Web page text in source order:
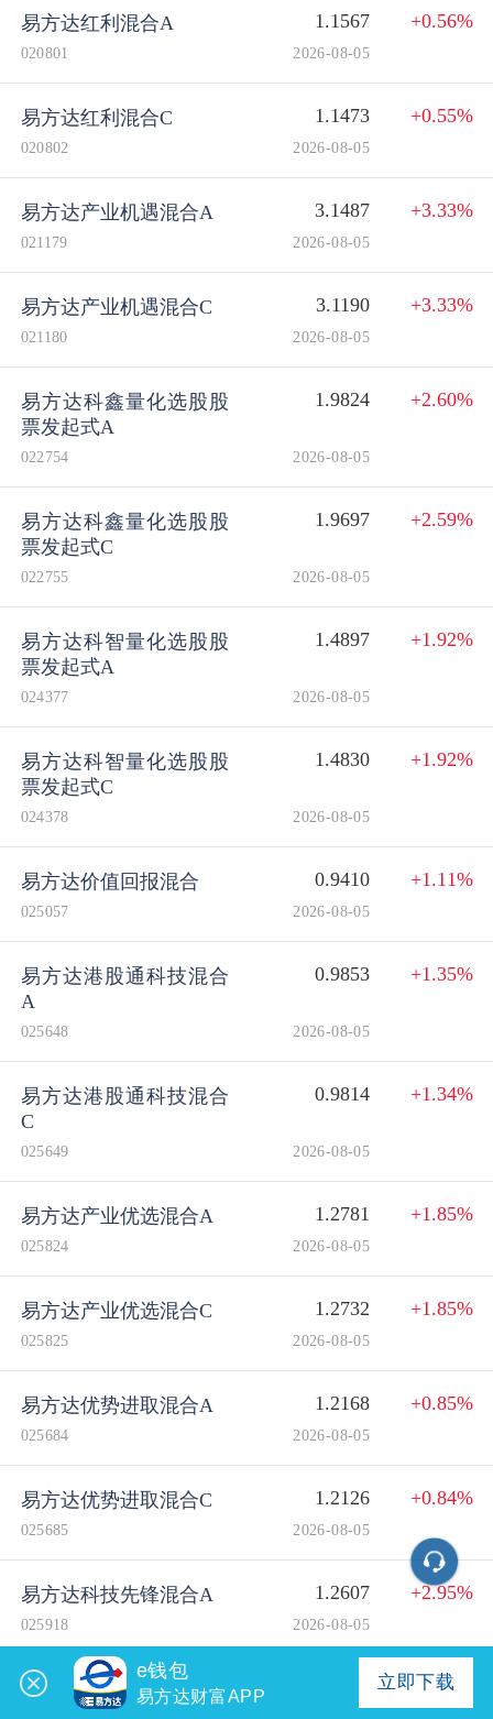
易方达红利混合A 1.1567 +0.56%
020801 2026-08-05
易方达红利混合C 1.1473 +0.55%
020802 2026-08-05
易方达产业机遇混合A 3.1487 +3.33%
021179 2026-08-05
易方达产业机遇混合C 3.1190 +3.33%
021180 2026-08-05
易方达科鑫量化选股股
票发起式A
1.9824 +2.60%
022754 2026-08-05
易方达科鑫量化选股股
票发起式C
1.9697 +2.59%
022755 2026-08-05
易方达科智量化选股股
票发起式A
1.4897 +1.92%
024377 2026-08-05
易方达科智量化选股股
票发起式C
1.4830 +1.92%
024378 2026-08-05
易方达价值回报混合 0.9410 +1.11%
025057 2026-08-05
易方达港股通科技混合
A
0.9853 +1.35%
025648 2026-08-05
易方达港股通科技混合
C
0.9814 +1.34%
025649 2026-08-05
易方达产业优选混合A 1.2781 +1.85%
025824 2026-08-05
易方达产业优选混合C 1.2732 +1.85%
025825 2026-08-05
易方达优势进取混合A 1.2168 +0.85%
025684 2026-08-05
易方达优势进取混合C 1.2126 +0.84%
025685 2026-08-05
易方达科技先锋混合A 1.2607 +2.95%
025918 2026-08-05
易方达科技先锋混合C +2.95%
e钱包
易方达财富APP
立即下载